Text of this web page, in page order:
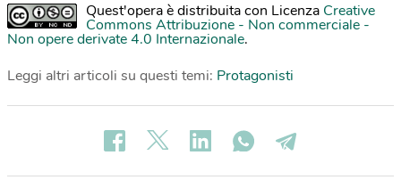
Quest'opera è distribuita con Licenza Creative
Commons Attribuzione - Non commerciale -
Non opere derivate 4.0 Internazionale.
Leggi altri articoli su questi temi: Protagonisti